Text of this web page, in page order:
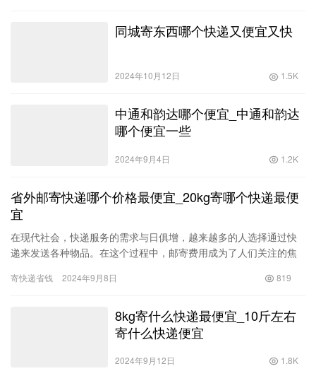
同城寄东西哪个快递又便宜又快
2024年10月12日 1.5K
中通和韵达哪个便宜_中通和韵达
哪个便宜一些
2024年9月4日 1.2K
省外邮寄快递哪个价格最便宜_20kg寄哪个快递最便
宜
在现代社会，快递服务的需求与日俱增，越来越多的人选择通过快
递来发送各种物品。在这个过程中，邮寄费用成为了人们关注的焦
格最…
寄快递省钱 2024年9月8日 819
8kg寄什么快递最便宜_10斤左右
寄什么快递便宜
2024年9月12日 1.8K